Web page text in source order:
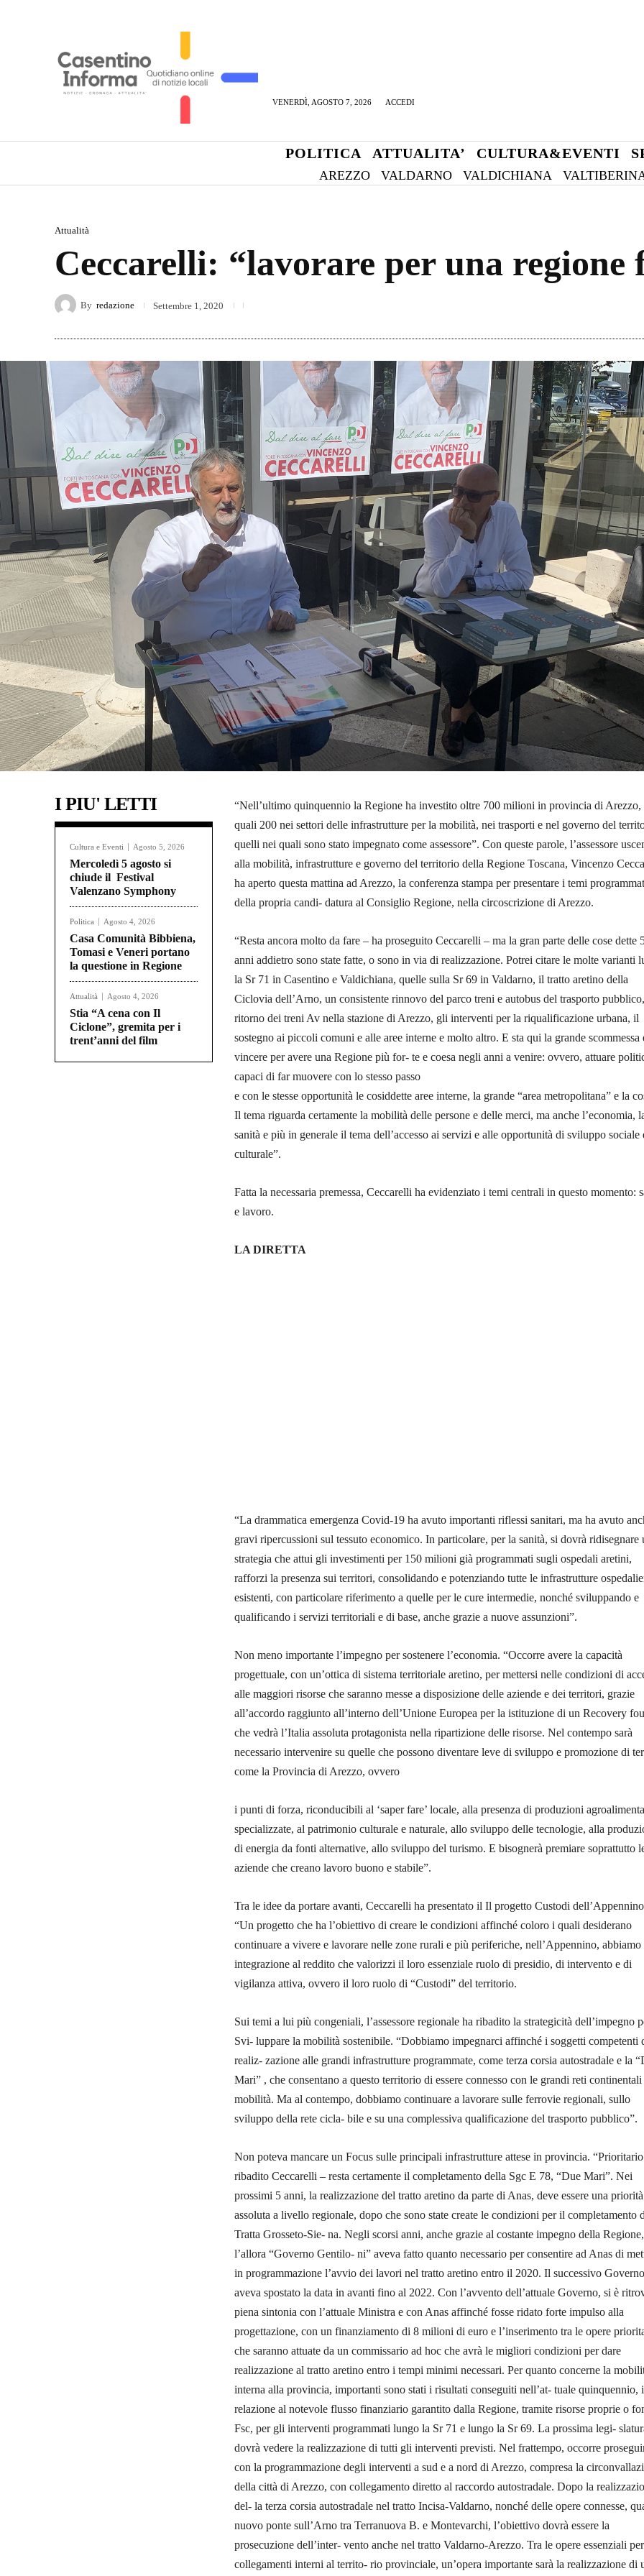
VENERDÌ, AGOSTO 7, 2026 ACCEDI
POLITICA ATTUALITA’ CULTURA&EVENTI
AREZZO VALDARNO VALDICHIANA
Attualità
Ceccarelli: “lavorare per una regione
By redazione Settembre 1, 2020
I PIU' LETTI
Cultura e Eventi Agosto 5, 2026
Mercoledì 5 agosto si
chiude il Festival
Valenzano Symphony
Politica Agosto 4, 2026
Casa Comunità Bibbiena,
Tomasi e Veneri portano
la questione in Regione
Attualità Agosto 4, 2026
Stia “A cena con Il
Ciclone”, gremita per i
trent’anni del film
“Nell’ultimo quinquennio la Regione ha investito oltre 700 milioni in provincia di Arezzo,
quali 200 nei settori delle infrastrutture per la mobilità, nei trasporti e nel governo del
quelli nei quali sono stato impegnato come assessore”. Con queste parole, l’assessore
alla mobilità, infrastrutture e governo del territorio della Regione Toscana, Vincenzo
ha aperto questa mattina ad Arezzo, la conferenza stampa per presentare i temi
della propria candi- datura al Consiglio Regione, nella circoscrizione di Arezzo.
“Resta ancora molto da fare – ha proseguito Ceccarelli – ma la gran parte delle cose dette
anni addietro sono state fatte, o sono in via di realizzazione. Potrei citare le molte varianti
la Sr 71 in Casentino e Valdichiana, quelle sulla Sr 69 in Valdarno, il tratto aretino della
Ciclovia dell’Arno, un consistente rinnovo del parco treni e autobus del trasporto
ritorno dei treni Av nella stazione di Arezzo, gli interventi per la riqualificazione urbana, il
sostegno ai piccoli comuni e alle aree interne e molto altro. E sta qui la grande scommessa
vincere per avere una Regione più for- te e coesa negli anni a venire: ovvero, attuare
capaci di far muovere con lo stesso passo
e con le stesse opportunità le cosiddette aree interne, la grande “area metropolitana” e la
Il tema riguarda certamente la mobilità delle persone e delle merci, ma anche l’economia,
sanità e più in generale il tema dell’accesso ai servizi e alle opportunità di sviluppo sociale
culturale”.
Fatta la necessaria premessa, Ceccarelli ha evidenziato i temi centrali in questo momento:
e lavoro.
LA DIRETTA
“La drammatica emergenza Covid-19 ha avuto importanti riflessi sanitari, ma ha avuto
gravi ripercussioni sul tessuto economico. In particolare, per la sanità, si dovrà ridisegnare
strategia che attui gli investimenti per 150 milioni già programmati sugli ospedali aretini,
rafforzi la presenza sui territori, consolidando e potenziando tutte le infrastrutture
esistenti, con particolare riferimento a quelle per le cure intermedie, nonché sviluppando e
qualificando i servizi territoriali e di base, anche grazie a nuove assunzioni”.
Non meno importante l’impegno per sostenere l’economia. “Occorre avere la capacità
progettuale, con un’ottica di sistema territoriale aretino, per mettersi nelle condizioni di
alle maggiori risorse che saranno messe a disposizione delle aziende e dei territori, grazie
all’accordo raggiunto all’interno dell’Unione Europea per la istituzione di un Recovery
che vedrà l’Italia assoluta protagonista nella ripartizione delle risorse. Nel contempo sarà
necessario intervenire su quelle che possono diventare leve di sviluppo e promozione di
come la Provincia di Arezzo, ovvero
i punti di forza, riconducibili al ‘saper fare’ locale, alla presenza di produzioni
specializzate, al patrimonio culturale e naturale, allo sviluppo delle tecnologie, alla
di energia da fonti alternative, allo sviluppo del turismo. E bisognerà premiare soprattutto
aziende che creano lavoro buono e stabile”.
Tra le idee da portare avanti, Ceccarelli ha presentato il Il progetto Custodi
“Un progetto che ha l’obiettivo di creare le condizioni affinché coloro i quali desiderano
continuare a vivere e lavorare nelle zone rurali e più periferiche, nell’Appennino, abbiamo
integrazione al reddito che valorizzi il loro essenziale ruolo di presidio, di intervento e di
vigilanza attiva, ovvero il loro ruolo di “Custodi” del territorio.
Sui temi a lui più congeniali, l’assessore regionale ha ribadito la strategicità dell’impegno
Svi- luppare la mobilità sostenibile. “Dobbiamo impegnarci affinché i soggetti competenti
realiz- zazione alle grandi infrastrutture programmate, come terza corsia autostradale e la
Mari” , che consentano a questo territorio di essere connesso con le grandi reti continentali
mobilità. Ma al contempo, dobbiamo continuare a lavorare sulle ferrovie regionali, sullo
sviluppo della rete cicla- bile e su una complessiva qualificazione del trasporto pubblico”.
Non poteva mancare un Focus sulle principali infrastrutture attese in provincia.
ribadito Ceccarelli – resta certamente il completamento della Sgc E 78, “Due Mari”. Nei
prossimi 5 anni, la realizzazione del tratto aretino da parte di Anas, deve essere una priorità
assoluta a livello regionale, dopo che sono state create le condizioni per il completamento
Tratta Grosseto-Sie- na. Negli scorsi anni, anche grazie al costante impegno della Regione,
l’allora “Governo Gentilo- ni” aveva fatto quanto necessario per consentire ad Anas di
in programmazione l’avvio dei lavori nel tratto aretino entro il 2020. Il successivo Governo
aveva spostato la data in avanti fino al 2022. Con l’avvento dell’attuale Governo, si è
piena sintonia con l’attuale Ministra e con Anas affinché fosse ridato forte impulso alla
progettazione, con un finanziamento di 8 milioni di euro e l’inserimento tra le opere
che saranno attuate da un commissario ad hoc che avrà le migliori condizioni per dare
realizzazione al tratto aretino entro i tempi minimi necessari. Per quanto concerne la
interna alla provincia, importanti sono stati i risultati conseguiti nell’at- tuale quinquennio,
relazione al notevole flusso finanziario garantito dalla Regione, tramite risorse proprie o
Fsc, per gli interventi programmati lungo la Sr 71 e lungo la Sr 69. La prossima legi-
dovrà vedere la realizzazione di tutti gli interventi previsti. Nel frattempo, occorre
con la programmazione degli interventi a sud e a nord di Arezzo, compresa la
della città di Arezzo, con collegamento diretto al raccordo autostradale. Dopo la
del- la terza corsia autostradale nel tratto Incisa-Valdarno, nonché delle opere connesse,
nuovo ponte sull’Arno tra Terranuova B. e Montevarchi, l’obiettivo dovrà essere la
prosecuzione dell’inter- vento anche nel tratto Valdarno-Arezzo. Tra le opere essenziali
collegamenti interni al territo- rio provinciale, un’opera importante sarà la realizzazione di